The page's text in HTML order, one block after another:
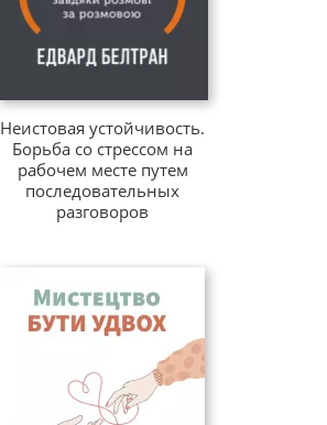
Неистовая устойчивость.
Борьба со стрессом на
рабочем месте путем
последовательных
разговоров